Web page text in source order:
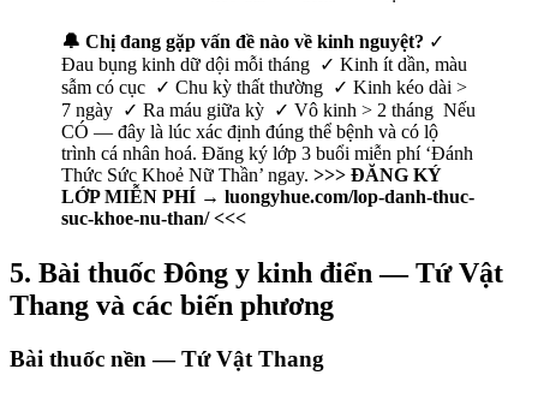
🔔 Chị đang gặp vấn đề nào về kinh nguyệt? ✓
Đau bụng kinh dữ dội mỗi tháng ✓ Kinh ít dần, màu
sẫm có cục ✓ Chu kỳ thất thường ✓ Kinh kéo dài >
7 ngày ✓ Ra máu giữa kỳ ✓ Vô kinh > 2 tháng Nếu
CÓ — đây là lúc xác định đúng thể bệnh và có lộ
trình cá nhân hoá. Đăng ký lớp 3 buổi miễn phí ‘Đánh
Thức Sức Khoẻ Nữ Thần’ ngay. >>> ĐĂNG KÝ
LỚP MIỄN PHÍ → luongyhue.com/lop-danh-thuc-
suc-khoe-nu-than/ <<<
5. Bài thuốc Đông y kinh điển — Tứ Vật
Thang và các biến phương
Bài thuốc nền — Tứ Vật Thang